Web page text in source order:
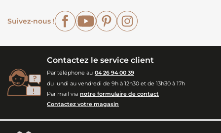
Suivez-nous !
FacebookYouTubePinterest
Contactez le service client
Par téléphone au 04 26 94 00 39
du lundi au vendredi de 9h à 12h30 et de 13h30 à 17h
Par mail via notre formulaire de contact
Contactez votre magasin